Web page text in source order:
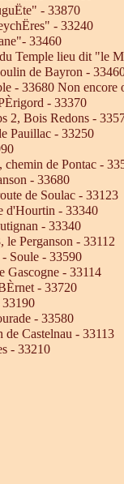
- 33870
- 33240
33460
Temple lieu dit "le
de Bayron -
- 33680 Non encore
- 33370
2, Bois Redons -
Pauillac - 33250
de Pontac -
- 33680
de Soulac - 33123
d'Hourtin - 33340
- 33340
Perganson - 33112
- Soule - 33590
Gascogne - 33114
- 33720
- 33580
de Castelnau - 33113
- 33210